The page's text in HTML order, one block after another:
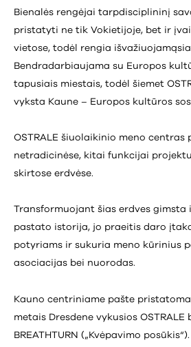
Bienalės rengėjai tarpdisciplininį
pristatyti ne tik Vokietijoje, bet ir
vietose, todėl rengia
Bendradarbiaujama su Europos
tapusiais miestais, todėl šiemet
vyksta Kaune – Europos kultūros
OSTRALE šiuolaikinio meno centras
netradicinėse, kitai funkcijai
skirtose erdvėse.
Transformuojant šias erdves
pastato istorija, jo praeitis daro
potyriams ir sukuria meno kūrinius
asociacijas bei nuorodas.
Kauno centriniame pašte pristatoma
metais Dresdene vykusios OSTRALE
BREATHTURN („Kvėpavimo